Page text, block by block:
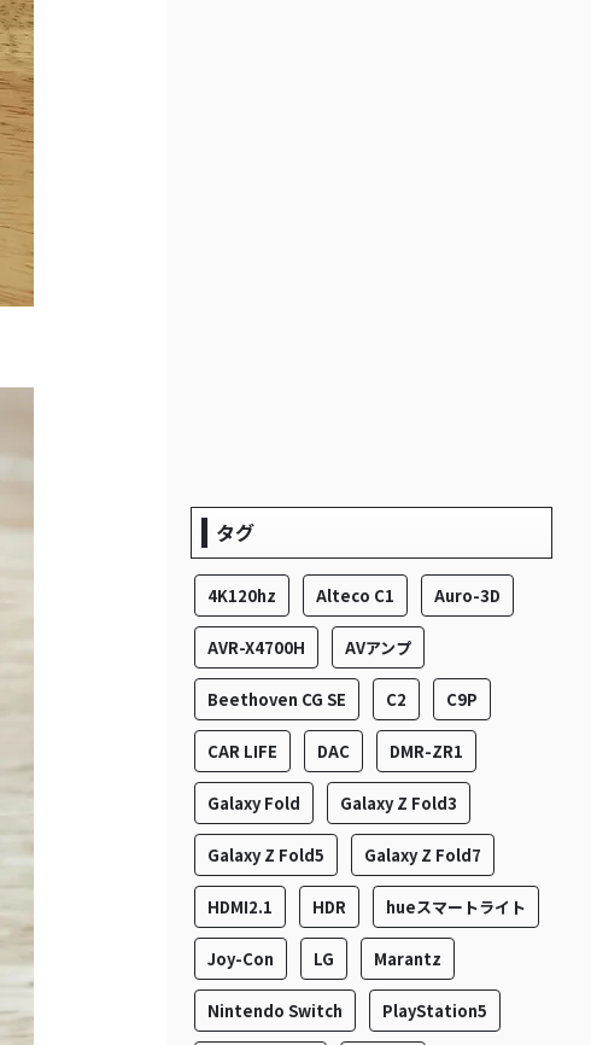
タグ
4K120hz Alteco C1 Auro-3D
AVR-X4700H AVアンプ
Beethoven CG SE C2 C9P
CAR LIFE DAC DMR-ZR1
Galaxy Fold Galaxy Z Fold3
Galaxy Z Fold5 Galaxy Z Fold7
HDMI2.1 HDR hueスマートライト
Joy-Con LG Marantz
Nintendo Switch PlayStation5